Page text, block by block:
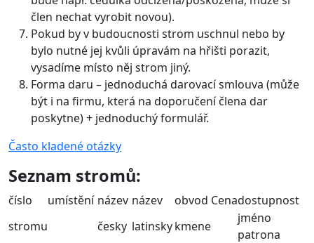
člen nechat vyrobit novou).
Pokud by v budoucnosti strom uschnul nebo by
bylo nutné jej kvůli úpravám na hřišti porazit,
vysadíme místo něj strom jiný.
Forma daru – jednoduchá darovací smlouva (může
být i na firmu, která na doporučení člena dar
poskytne) + jednoduchý formulář.
Často kladené otázky
Seznam stromů:
číslo umístění název název obvod Cenadostupnost
stromu
česky latinskykmene
jméno
patrona